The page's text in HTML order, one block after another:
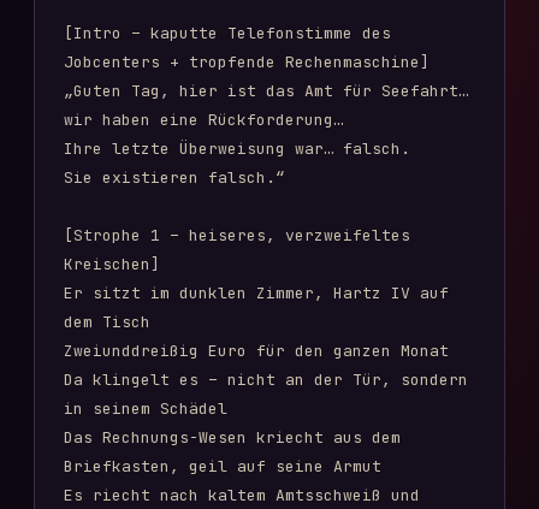
[Intro – kaputte Telefonstimme des
Jobcenters + tropfende Rechenmaschine]
„Guten Tag, hier ist das Amt für Seefahrt…
wir haben eine Rückforderung…
Ihre letzte Überweisung war… falsch.
Sie existieren falsch.“
[Strophe 1 – heiseres, verzweifeltes
Kreischen]
Er sitzt im dunklen Zimmer, Hartz IV auf
dem Tisch
Zweiunddreißig Euro für den ganzen Monat
Da klingelt es – nicht an der Tür, sondern
in seinem Schädel
Das Rechnungs-Wesen kriecht aus dem
Briefkasten, geil auf seine Armut
Es riecht nach kaltem Amtsschweiß und